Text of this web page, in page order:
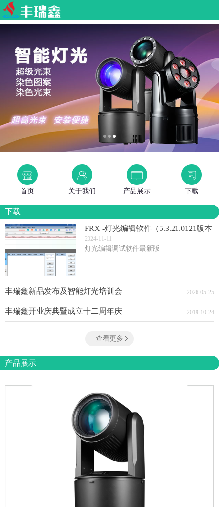
首页 关于我们 产品展示 下载
下载
FRX -灯光编辑软件（5.3.21.0121版本
(3)
灯光编辑调试软件最新版
2024-11-11
丰瑞鑫新品发布及智能灯光培训会 2026-05-25
丰瑞鑫开业庆典暨成立十二周年庆 2019-10-24
查看更多
产品展示